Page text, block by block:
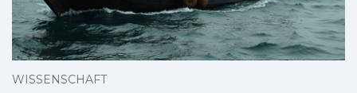
WISSENSCHAFT